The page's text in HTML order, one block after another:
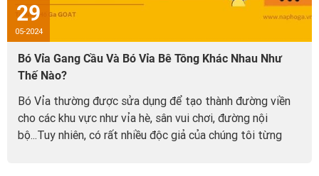
29
05-2024
Bó Vỉa Gang Cầu Và Bó Vỉa Bê Tông Khác Nhau Như
Thế Nào?
Bó Vỉa thường được sửa dụng để tạo thành đường viền
cho các khu vực như vỉa hè, sân vui chơi, đường nội
bộ...Tuy nhiên, có rất nhiều độc giả của chúng tôi từng